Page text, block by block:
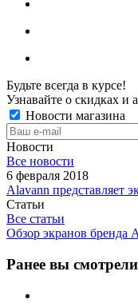
Будьте всегда в курсе!
Узнавайте о скидках и
Новости магазина
Новости
Все новости
6 февраля 2018
Alavann представляет
Статьи
Все статьи
Обзор экранов бренда
Ранее вы смотрели